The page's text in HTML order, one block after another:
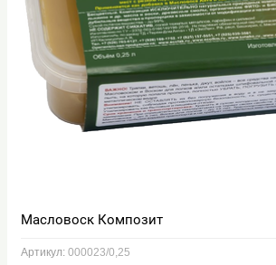
Масловоск Композит
Артикул: 000023/0,25